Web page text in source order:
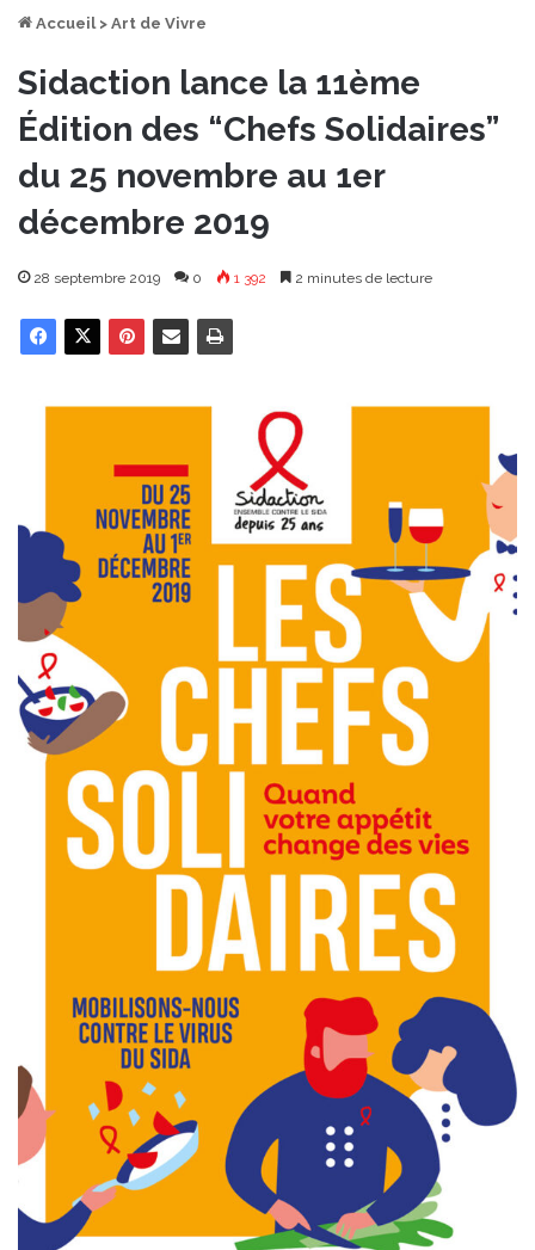
Accueil > Art de Vivre
Sidaction lance la 11ème
Édition des “Chefs Solidaires”
du 25 novembre au 1er
décembre 2019
28 septembre 2019 0 1 392 2 minutes de lecture